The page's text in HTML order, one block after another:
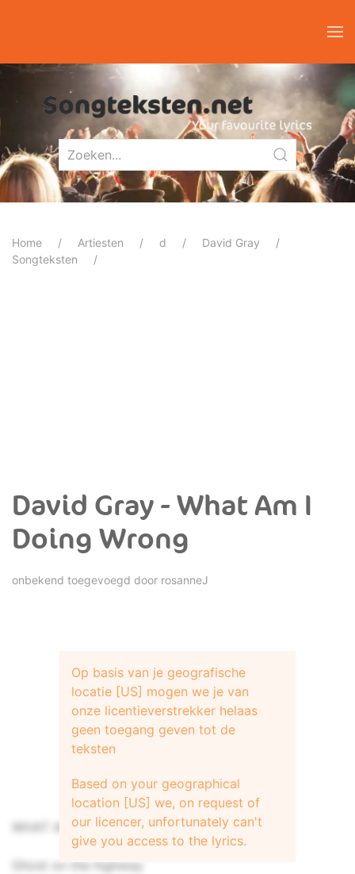
Home Artiesten d
David Gray
Songteksten
David Gray - What Am I
Doing Wrong
onbekend toegevoegd door rosanneJ
WHAT AM I DOING WRONG?
Ghost on the highway
Op basis van je geografische
locatie [US] mogen we je van
onze licentieverstrekker helaas
geen toegang geven tot de
teksten
Based on your geographical
location [US] we, on request of
our licencer, unfortunately can't
give you access to the lyrics.